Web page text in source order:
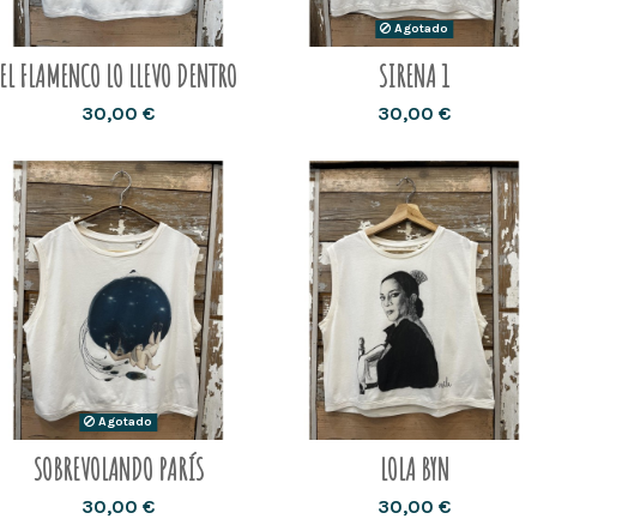
EL FLAMENCO LO LLEVO DENTRO
30,00 €
Agotado
SIRENA 1
30,00 €
Agotado
SOBREVOLANDO PARÍS
30,00 €
LOLA BYN
30,00 €